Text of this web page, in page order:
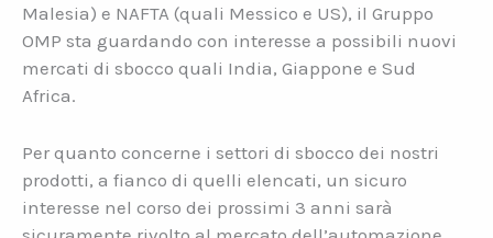
Malesia) e NAFTA (quali Messico e US), il Gruppo
OMP sta guardando con interesse a possibili nuovi
mercati di sbocco quali India, Giappone e Sud
Africa.
Per quanto concerne i settori di sbocco dei nostri
prodotti, a fianco di quelli elencati, un sicuro
interesse nel corso dei prossimi 3 anni sarà